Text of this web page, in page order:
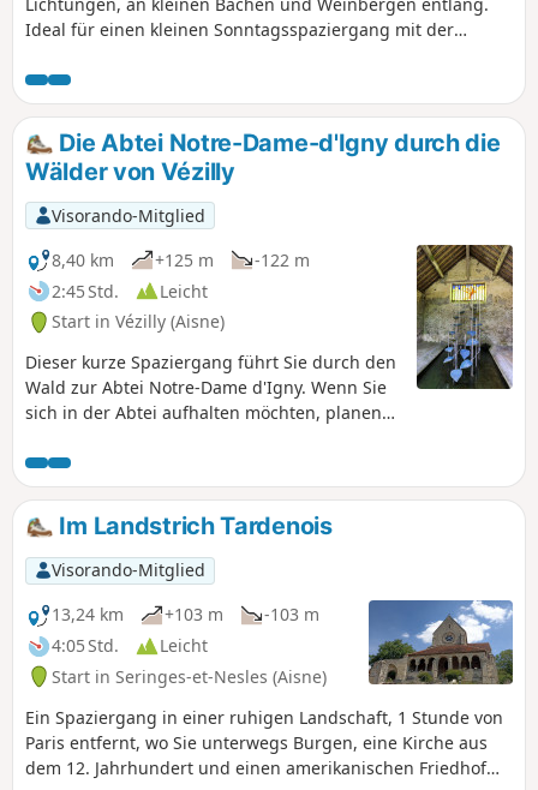
Lichtungen, an kleinen Bächen und Weinbergen entlang.
Ideal für einen kleinen Sonntagsspaziergang mit der
gut gepflegt. Einige Aussichtstürme weisen auf ein
mögliches Jagdgebiet hin.
Die Abtei Notre-Dame-d'Igny durch die
Wälder von Vézilly
Visorando-Mitglied
8,40 km
+125 m
-122 m
2:45 Std.
Leicht
Start in Vézilly (Aisne)
Dieser kurze Spaziergang führt Sie durch den
Wald zur Abtei Notre-Dame d'Igny. Wenn Sie
sich in der Abtei aufhalten möchten, planen
Im Landstrich Tardenois
Visorando-Mitglied
13,24 km
+103 m
-103 m
4:05 Std.
Leicht
Start in Seringes-et-Nesles (Aisne)
Ein Spaziergang in einer ruhigen Landschaft, 1 Stunde von
Paris entfernt, wo Sie unterwegs Burgen, eine Kirche aus
dem 12. Jahrhundert und einen amerikanischen Friedhof